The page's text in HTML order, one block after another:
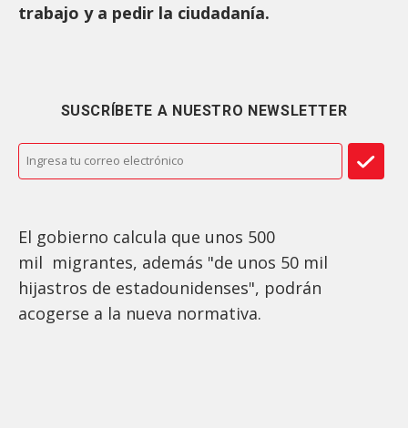
trabajo y a pedir la ciudadanía.
SUSCRÍBETE A NUESTRO NEWSLETTER
El gobierno calcula que unos 500
mil migrantes, además "de unos 50 mil
hijastros de estadounidenses", podrán
acogerse a la nueva normativa.